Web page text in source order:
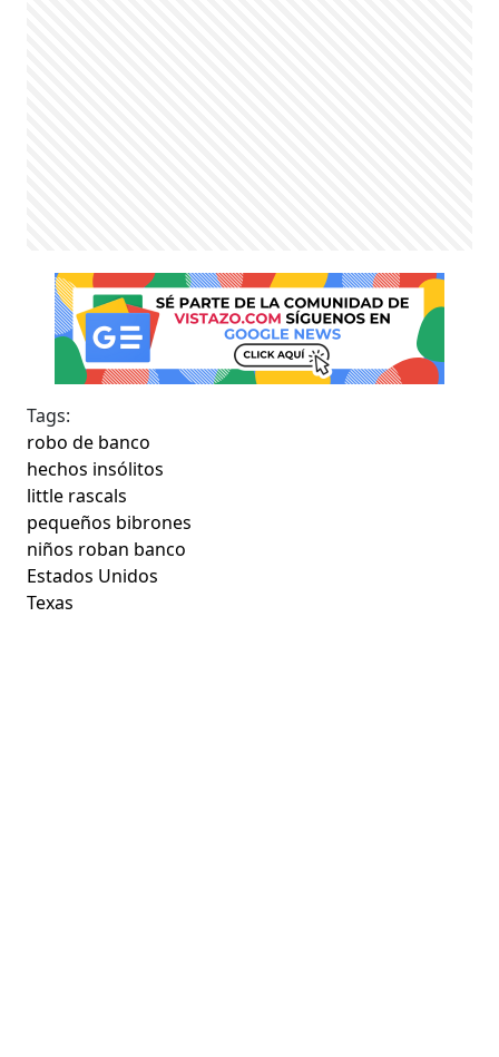
Tags:
robo de banco
hechos insólitos
little rascals
pequeños bibrones
niños roban banco
Estados Unidos
Texas